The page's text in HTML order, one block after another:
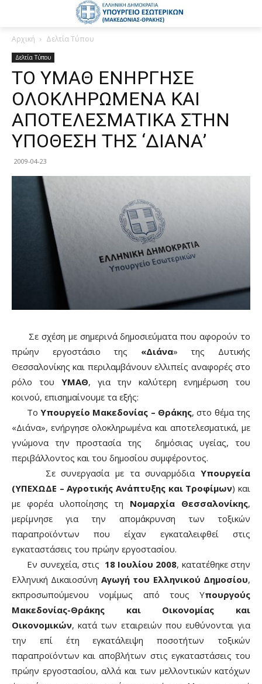
Αρχική Δελτία Τύπου
Δελτία Τύπου
ΤΟ ΥΜΑΘ ΕΝΗΡΓΗΣΕ
ΟΛΟΚΛΗΡΩΜΕΝΑ ΚΑΙ
ΑΠΟΤΕΛΕΣΜΑΤΙΚΑ ΣΤΗΝ
ΥΠΟΘΕΣΗ ΤΗΣ ‘ΔΙΑΝΑ’
2009-04-23
Σε σχέση με σημερινά δημοσιεύματα που αφορούν το
πρώην εργοστάσιο της «Διάνα» της Δυτικής
Θεσσαλονίκης και περιλαμβάνουν ελλιπείς αναφορές στο
ρόλο του ΥΜΑΘ, για την καλύτερη ενημέρωση του
κοινού, επισημαίνουμε τα εξής:
ΤοΥπουργείο Μακεδονίας – Θράκης, στο θέμα της
«Διάνα», ενήργησε ολοκληρωμένα και αποτελεσματικά, με
γνώμονα την προστασία της δημόσιας υγείας, του
περιβάλλοντος και του δημοσίου συμφέροντος.
Σε συνεργασία με τα συναρμόδια Υπουργεία
(ΥΠΕΧΩΔΕ – Αγροτικής Ανάπτυξης και Τροφίμων) και
με φορέα υλοποίησης τη Νομαρχία Θεσσαλονίκης,
μερίμνησε για την απομάκρυνση των τοξικών
παραπροϊόντων που είχαν εγκαταλειφθεί στις
εγκαταστάσεις του πρώην εργοστασίου.
Εν συνεχεία, στις 18 Ιουλίου 2008, κατατέθηκε στην
Ελληνική Δικαιοσύνη Αγωγή του Ελληνικού Δημοσίου,
εκπροσωπούμενου νομίμως από τους Υπουργούς
Μακεδονίας-Θράκης και Οικονομίας και
Οικονομικών, κατά των εταιρειών που ευθύνονται για
την επί έτη εγκατάλειψη ποσοτήτων τοξικών
παραπροϊόντων και αποβλήτων στις εγκαταστάσεις του
πρώην εργοστασίου, αλλά και των μελλοντικών κατόχων